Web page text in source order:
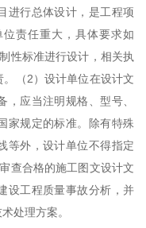
进行总体设计，是工程项
责任重大，具体要求如
性标准进行设计，相关执
（2）设计单位在设计文
应当注明规格、型号、
家规定的标准。除有特殊
等外，设计单位不得指定
查合格的施工图文设计文
设工程质量事故分析，并
处理方案。